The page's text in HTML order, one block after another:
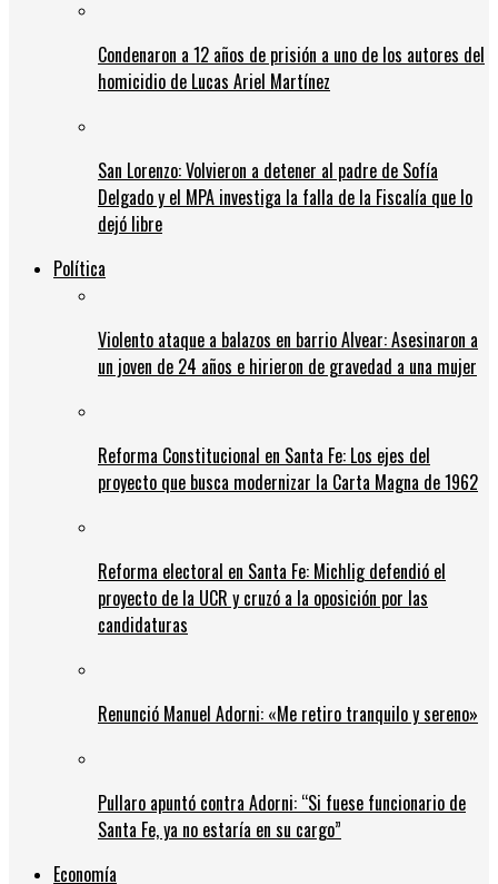
Condenaron a 12 años de prisión a uno de los autores del
homicidio de Lucas Ariel Martínez
San Lorenzo: Volvieron a detener al padre de Sofía
Delgado y el MPA investiga la falla de la Fiscalía que lo
dejó libre
Política
Violento ataque a balazos en barrio Alvear: Asesinaron a
un joven de 24 años e hirieron de gravedad a una mujer
Reforma Constitucional en Santa Fe: Los ejes del
proyecto que busca modernizar la Carta Magna de 1962
Reforma electoral en Santa Fe: Michlig defendió el
proyecto de la UCR y cruzó a la oposición por las
candidaturas
Renunció Manuel Adorni: «Me retiro tranquilo y sereno»
Pullaro apuntó contra Adorni: “Si fuese funcionario de
Santa Fe, ya no estaría en su cargo”
Economía